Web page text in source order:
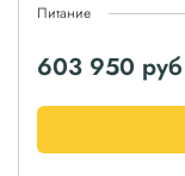
Питание
603 950 руб